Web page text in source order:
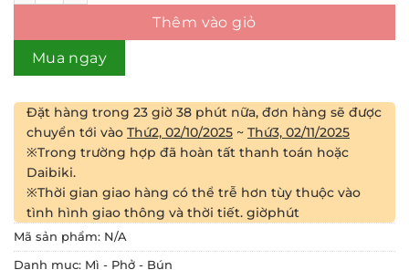
Thêm vào giỏ
Mua ngay
Đặt hàng trong 23 giờ 38 phút nữa, đơn hàng sẽ được
chuyển tới vào Thứ2, 02/10/2025 ~ Thứ3, 02/11/2025
※Trong trường hợp đã hoàn tất thanh toán hoặc
Daibiki.
※Thời gian giao hàng có thể trễ hơn tùy thuộc vào
tình hình giao thông và thời tiết. giờphút
Mã sản phẩm: N/A
Danh mục: Mì - Phở - Bún